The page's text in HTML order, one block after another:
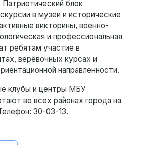
блок
в музеи и исторические
викторины, военно-
и профессиональная
ребятам участие в
верёвочных курсах и
направленности.
клубы и центры МБУ
во всех районах города на
30-03-13.